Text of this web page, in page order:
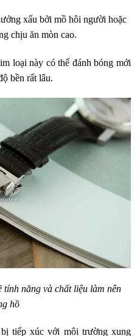
xấu bởi mồ hôi người hoặc
chịu ăn mòn cao.
loại này có thể đánh bóng mới
bền rất lâu.
tính năng và chất liệu làm nên
hồ
tiếp xúc với môi trường xung